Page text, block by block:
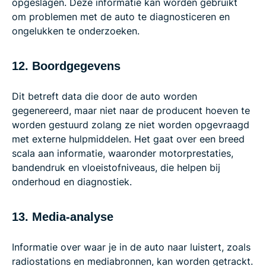
opgeslagen. Deze informatie kan worden gebruikt
om problemen met de auto te diagnosticeren en
ongelukken te onderzoeken.
12. Boordgegevens
Dit betreft data die door de auto worden
gegenereerd, maar niet naar de producent hoeven te
worden gestuurd zolang ze niet worden opgevraagd
met externe hulpmiddelen. Het gaat over een breed
scala aan informatie, waaronder motorprestaties,
bandendruk en vloeistofniveaus, die helpen bij
onderhoud en diagnostiek.
13. Media-analyse
Informatie over waar je in de auto naar luistert, zoals
radiostations en mediabronnen, kan worden getrackt.